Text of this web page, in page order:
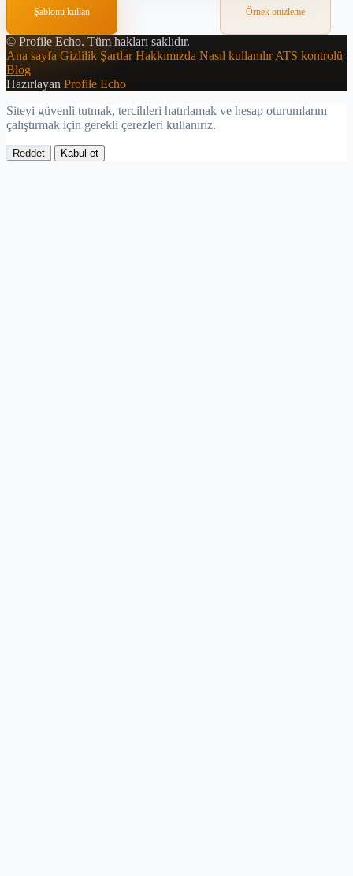
Şablonu kullan Örnek önizleme
© Profile Echo. Tüm hakları saklıdır.
Ana sayfa Gizlilik Şartlar Hakkımızda Nasıl kullanılır ATS kontrolü
Blog
Hazırlayan Profile Echo
Siteyi güvenli tutmak, tercihleri hatırlamak ve hesap oturumlarını
çalıştırmak için gerekli çerezleri kullanırız.
Reddet Kabul et